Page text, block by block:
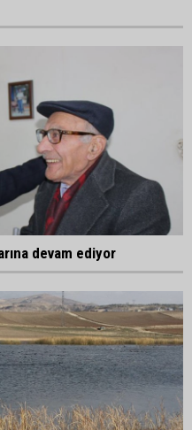
devam ediyor